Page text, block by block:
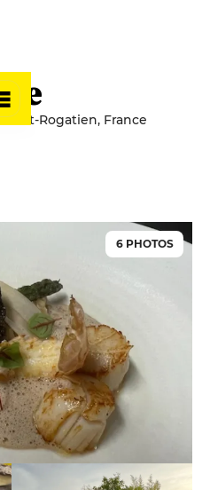
Saint-Rogatien, France
6 PHOTOS